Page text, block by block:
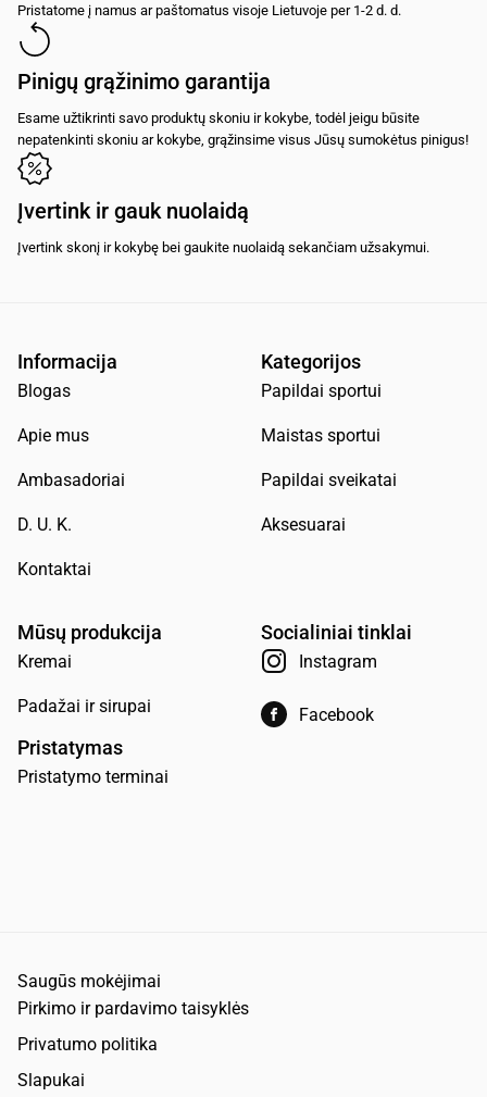
Pristatome į namus ar paštomatus visoje Lietuvoje per 1-2 d. d.
Pinigų grąžinimo garantija
Esame užtikrinti savo produktų skoniu ir kokybe, todėl jeigu būsite
nepatenkinti skoniu ar kokybe, grąžinsime visus Jūsų sumokėtus pinigus!
Įvertink ir gauk nuolaidą
Įvertink skonį ir kokybę bei gaukite nuolaidą sekančiam užsakymui.
Informacija
Blogas
Apie mus
Ambasadoriai
D. U. K.
Kontaktai
Kategorijos
Papildai sportui
Maistas sportui
Papildai sveikatai
Aksesuarai
Mūsų produkcija
Kremai
Padažai ir sirupai
Pristatymas
Pristatymo terminai
Socialiniai tinklai
Instagram
Facebook
Saugūs mokėjimai
Pirkimo ir pardavimo taisyklės
Privatumo politika
Slapukai